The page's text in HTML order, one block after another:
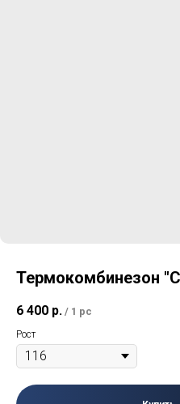
Термокомбинезон
6 400 р. / 1 pc
Рост